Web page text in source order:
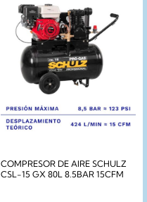
COMPRESOR DE AIRE SCHULZ
CSL-15 GX 80L 8.5BAR 15CFM